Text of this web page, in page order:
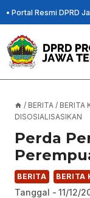
Skip
to
content
• Portal Resmi DPRD
/ BERITA / BERITA
DISOSIALISASIKAN
Perda
BERITA BERITA
Tanggal - 11/12/